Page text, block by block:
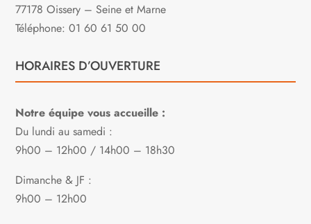
77178 Oissery – Seine et Marne
Téléphone: 01 60 61 50 00
HORAIRES D’OUVERTURE
Notre équipe vous accueille :
Du lundi au samedi :
9h00 – 12h00 / 14h00 – 18h30
Dimanche & JF :
9h00 – 12h00